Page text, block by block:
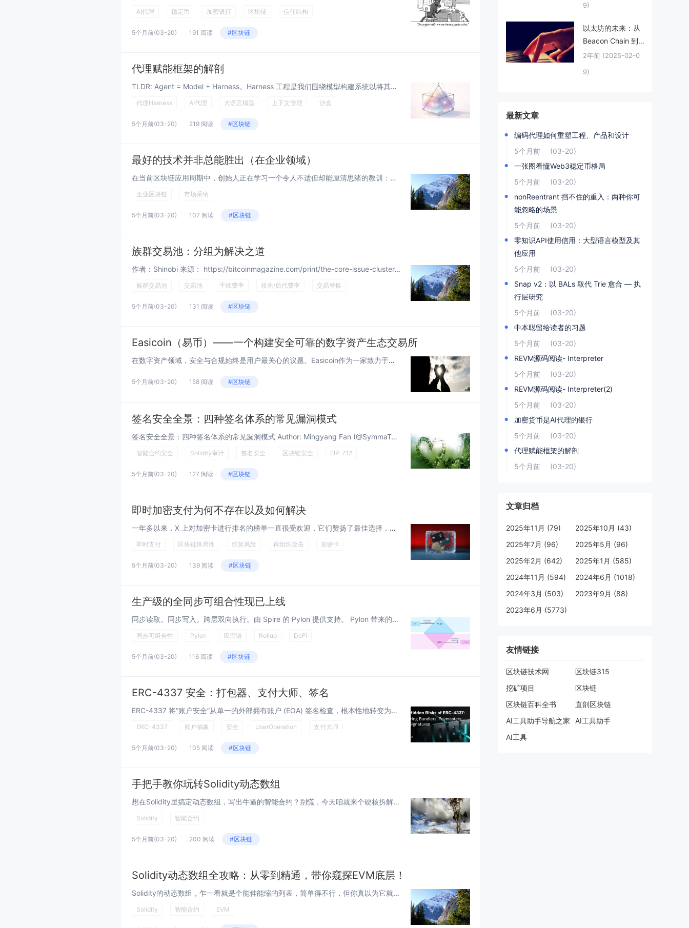
AI代理 稳定币 加密银行 区块链 信任结构
5个月前(03-20) 191 阅读 #区块链
代理赋能框架的解剖
TLDR: Agent = Model + Harness。Harness 工程是我们围绕模型构建系统以将其转化为工作引擎的方式。模型包含智能，而 Harness 使这种智能变得有用。我们定义了什么是 Harness，并推导出了当今和未...
代理Harness AI代理 大语言模型 上下文管理 沙盒
5个月前(03-20) 219 阅读 #区块链
最好的技术并非总能胜出（在企业领域）
在当前区块链应用周期中，创始人正在学习一个令人不适但却能厘清思绪的教训：企业购买的并非“最佳”技术，而是对进展干扰最小的路径。 几十年来，新的企业技术——尤其是在过去十年间的银行和金融服务领域——一直承诺能比传统基础设施带来数量级的改进：...
企业区块链 市场采纳
5个月前(03-20) 107 阅读 #区块链
族群交易池：分组为解决之道
作者：Shinobi 来源： https://bitcoinmagazine.com/print/the-core-issue-cluster-mempool-problems-are-easier-in-chunks...
族群交易池 交易池 手续费率 祖先/后代费率 交易替换
5个月前(03-20) 131 阅读 #区块链
Easicoin（易币）——一个构建安全可靠的数字资产生态交易所
在数字资产领域，安全与合规始终是用户最关心的议题。Easicoin作为一家致力于全球服务的数字资产平台，以其严谨的风险控制和透明运营模式，赢得了广泛认可。这篇文章将从安全架构和合规实践的角度，探讨Easicoin如何为用户打造一个值得信赖的...
5个月前(03-20) 158 阅读 #区块链
签名安全全景：四种签名体系的常见漏洞模式
签名安全全景：四种签名体系的常见漏洞模式 Author: Mingyang Fan (@SymmaTe) Published: 2026-03 签名是区块链安全的核心机制——它证明"这个操作经过了授权"。但在审计中我反复看...
智能合约安全 Solidity审计 签名安全 区块链安全 EIP-712
5个月前(03-20) 127 阅读 #区块链
即时加密支付为何不存在以及如何解决
一年多以来，X 上对加密卡进行排名的榜单一直很受欢迎，它们赞扬了最佳选择，并批评了其余的。然而，大多数用户仍然没有意识到在使用这些卡支付时所面临的真实风险，或者是否存在任何风险。 除了明显的隐私缺失之外，我们多年来一直在加密钱包中修复一个...
即时支付 区块链终局性 结算风险 再组织攻击 加密卡
5个月前(03-20) 139 阅读 #区块链
生产级的全同步可组合性现已上线
同步读取。同步写入。跨层双向执行。由 Spire 的 Pylon 提供支持。 Pylon 带来的完全同步可组合性 今天我们宣布 Pylon 上的同步写入功能已正式上线。通过此新增功能，Pylon 现在支持完全同步可组合性——这是以太...
同步可组合性 Pylon 应用链 Rollup DeFi
5个月前(03-20) 116 阅读 #区块链
ERC-4337 安全：打包器、支付大师、签名
ERC-4337 将“账户安全”从单一的外部拥有账户 (EOA) 签名检查，根本性地转变为一个分布式系统，该系统包含智能账户代码、链上 EntryPoint 和链下基础设施。 虽然这带来了巨大的灵活性（自定义身份验证、Gas 赞助、交...
ERC-4337 账户抽象 安全 UserOperation 支付大师
5个月前(03-20) 105 阅读 #区块链
手把手教你玩转Solidity动态数组
想在Solidity里搞定动态数组，写出牛逼的智能合约？别慌，今天咱就来个硬核拆解，从底层存储到代码实现，带你把动态数组的每个细节掰开揉碎！动态数组在Solidity里可是个大杀器，灵活得一批，能存一堆数据，还能随时扩容缩容，简直是写合约的...
Solidity 智能合约
5个月前(03-20) 200 阅读 #区块链
Solidity动态数组全攻略：从零到精通，带你窥探EVM底层！
Solidity的动态数组，乍一看就是个能伸能缩的列表，简单得不行，但你真以为它就这么好搞定？别天真！这玩意儿在以太坊虚拟机（EVM）里藏着无数玄机，从存储布局到gas消耗，从数组操作到字节码细节，稍不留神就可能写出个天价gas的合约！...
Solidity 智能合约 EVM
9)
以太坊的未来：从
Beacon Chain 到
Beam Chain
2年前 (2025-02-0
9)
最新文章
编码代理如何重塑工程、产品和设计
5个月前
(03-20)
一张图看懂Web3稳定币格局
5个月前
(03-20)
nonReentrant 挡不住的重入：两种你可
能忽略的场景
5个月前
(03-20)
零知识API使用信用：大型语言模型及其
他应用
5个月前
(03-20)
Snap v2：以 BALs 取代 Trie 愈合 — 执
行层研究
5个月前
(03-20)
中本聪留给读者的习题
5个月前
(03-20)
REVM源码阅读- Interpreter
5个月前
(03-20)
REVM源码阅读- Interpreter(2)
5个月前
(03-20)
加密货币是AI代理的银行
5个月前
(03-20)
代理赋能框架的解剖
5个月前
(03-20)
文章归档
2025年11月 (79)
2025年10月 (43)
2025年7月 (96)
2025年5月 (96)
2025年2月 (642)
2025年1月 (585)
2024年11月 (594)
2024年6月 (1018)
2024年3月 (503)
2023年9月 (88)
2023年6月 (5773)
友情链接
区块链技术网
区块链315
挖矿项目
区块链
区块链百科全书
直剖区块链
AI工具助手导航之家
AI工具助手
AI工具